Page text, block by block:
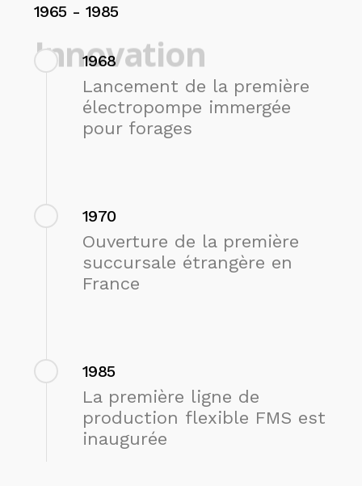
1965 - 1985
Innovation
1968
Lancement de la première
électropompe immergée
pour forages
1970
Ouverture de la première
succursale étrangère en
France
1985
La première ligne de
production flexible FMS est
inaugurée